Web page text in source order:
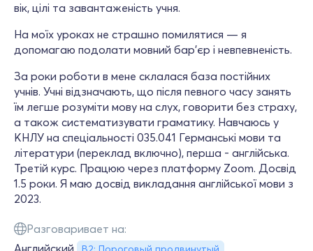
вік, цілі та завантаженість учня.
На моїх уроках не страшно помилятися — я
допомагаю подолати мовний бар’єр і невпевненість.
За роки роботи в мене склалася база постійних
учнів. Учні відзначають, що після певного часу занять
їм легше розуміти мову на слух, говорити без страху,
а також систематизувати граматику. Навчаюсь у
КНЛУ на спеціальності 035.041 Германські мови та
літератури (переклад включно), перша - англійська.
Третій курс. Працюю через платформу Zoom. Досвід
1.5 роки. Я маю досвід викладання англійської мови з
2023.
Разговаривает на:
Английский